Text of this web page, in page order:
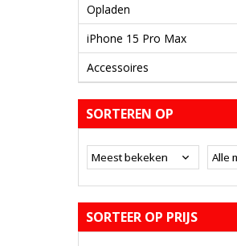
Opladen
iPhone 15 Pro Max
Accessoires
SORTEREN OP
SORTEER OP PRIJS